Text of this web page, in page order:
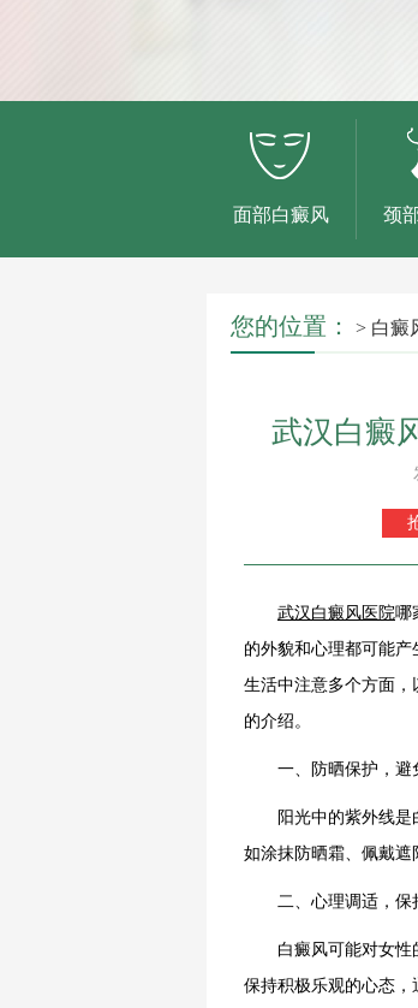
面部白癜风 颈
您的位置： > 白癜
武汉白癜
武汉 白癜风 医院哪
的外貌和心理都可能
生活中注意多个方面，
的介绍。
一、防晒保护，避
阳光中的紫外线是白
如涂抹防晒霜、佩戴遮
二、心理调适，保
白癜风可能对女性的
保持积极乐观的心态，